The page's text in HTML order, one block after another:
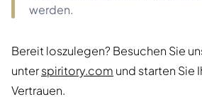
werden.
Bereit loszulegen? Besuchen Sie
unterspiritory.com und starten Sie
Vertrauen.